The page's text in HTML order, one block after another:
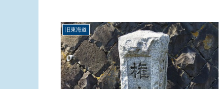
旧東海道